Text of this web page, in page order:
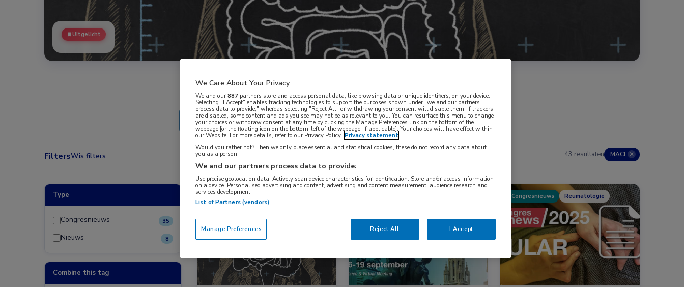
Uitgelicht
FiltersWis filters 43 resultaten MACE ✕
Type
Congresnieuws 35
Nieuws 8
Combine this tag
Nieuws
Congresnieuws Reumatologie
We Care About Your Privacy
We and our887 partners store and access personal data, like browsing data or unique identifiers, on your device.
Selecting "I Accept" enables tracking technologies to support the purposes shown under "we and our partners
process data to provide," whereas selecting "Reject All" or withdrawing your consent will disable them. If trackers
are disabled, some content and ads you see may not be as relevant to you. You can resurface this menu to change
your choices or withdraw consent at any time by clicking the Manage Preferences link on the bottom of the
webpage [or the floating icon on the bottom-left of the webpage, if applicable]. Your choices will have effect within
our Website. For more details, refer to our Privacy Policy. Privacy statement
Would you rather not? Then we only place essential and statistical cookies, these do not record any data about
you as a person
We and our partners process data to provide:
Use precise geolocation data. Actively scan device characteristics for identification. Store and/or access information
on a device. Personalised advertising and content, advertising and content measurement, audience research and
services development.
List of Partners (vendors)
Reject All I Accept
Manage Preferences